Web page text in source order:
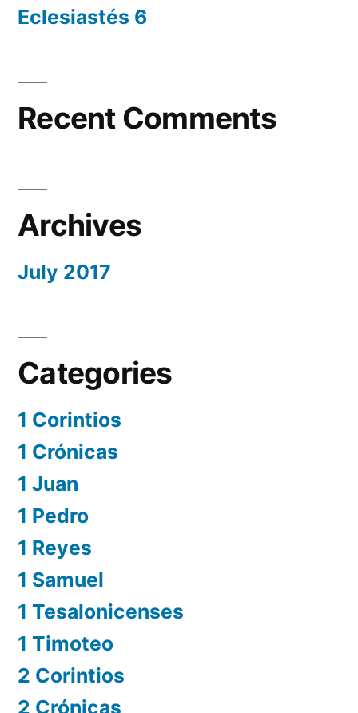
Eclesiastés 6
Recent Comments
Archives
July 2017
Categories
1 Corintios
1 Crónicas
1 Juan
1 Pedro
1 Reyes
1 Samuel
1 Tesalonicenses
1 Timoteo
2 Corintios
2 Crónicas